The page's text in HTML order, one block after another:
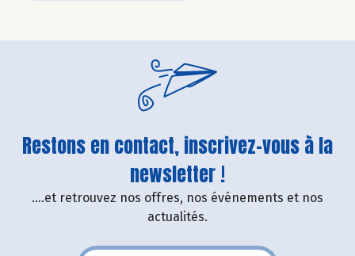
Restons en contact, inscrivez-vous à la
newsletter !
....et retrouvez nos offres, nos événements et nos
actualités.